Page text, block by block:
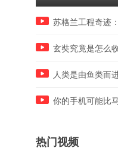
列探校——中央工艺美术学
苏格兰工程奇迹
玄奘究竟是怎么
人类是由鱼类而
你的手机可能比
热门视频